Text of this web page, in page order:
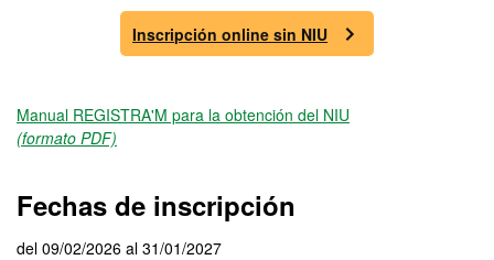
Inscripción online sin NIU
Manual REGISTRA'M para la obtención del NIU
(formato PDF)
Fechas de inscripción
del 09/02/2026 al 31/01/2027